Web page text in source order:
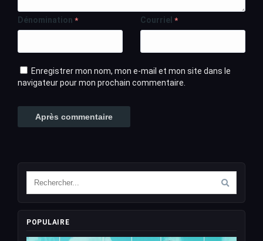
Dénomination * Courriel *
Enregistrer mon nom, mon e-mail et mon site dans le
navigateur pour mon prochain commentaire.
POPULAIRE